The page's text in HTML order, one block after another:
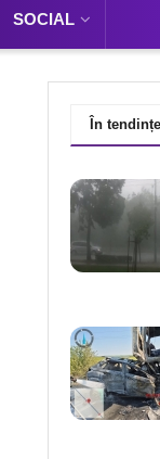
SOCIAL
În tendințe